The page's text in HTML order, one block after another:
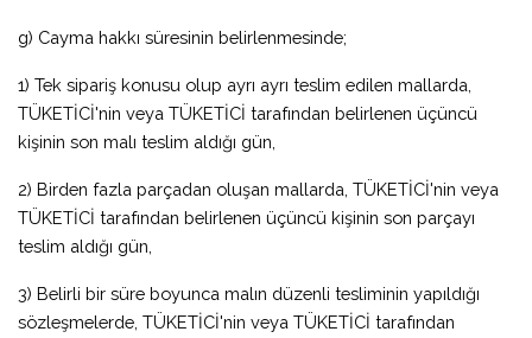
g) Cayma hakkı süresinin belirlenmesinde;
1) Tek sipariş konusu olup ayrı ayrı teslim edilen mallarda,
TÜKETİCİ'nin veya TÜKETİCİ tarafından belirlenen üçüncü
kişinin son malı teslim aldığı gün,
2) Birden fazla parçadan oluşan mallarda, TÜKETİCİ'nin veya
TÜKETİCİ tarafından belirlenen üçüncü kişinin son parçayı
teslim aldığı gün,
3) Belirli bir süre boyunca malın düzenli tesliminin yapıldığı
sözleşmelerde, TÜKETİCİ'nin veya TÜKETİCİ tarafından